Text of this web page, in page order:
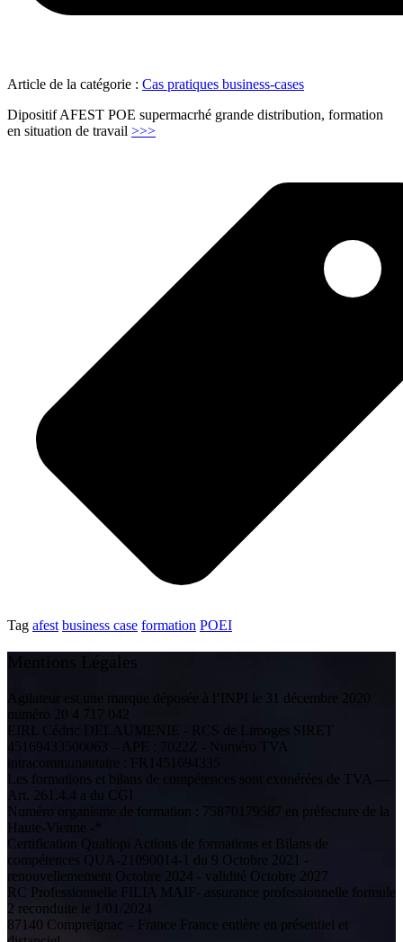
Article de la catégorie : Cas pratiques business-cases
Dipositif AFEST POE supermacrhé grande distribution, formation
en situation de travail >>>"Formation
Tag afest business case formation POEI
Mentions Légales
Agilateur est une marque déposée à l’INPI le 31 décembre 2020
numéro 20 4 717 042
EIRL Cédric DELAUMENIE - RCS de Limoges SIRET
45169433500063 – APE : 7022Z - Numéro TVA
intracommunautaire : FR1451694335
Les formations et bilans de compétences sont exonérées de TVA —
Art. 261.4.4 a du CGI
Numéro organisme de formation : 75870179587 en préfecture de la
Haute-Vienne -*
Certification Qualiopi Actions de formations et Bilans de
compétences QUA-21090014-1 du 9 Octobre 2021 -
renouvellemement Octobre 2024 - validité Octobre 2027
RC Professionnelle FILIA MAIF- assurance professionnelle formule
2 reconduite le 1/01/2024
87140 Compreignac – France France entière en présentiel et